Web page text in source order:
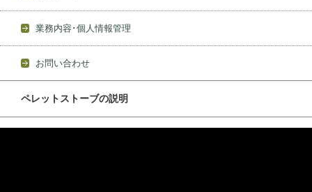
業務内容･個人情報管理
お問い合わせ
ペレットストーブの説明